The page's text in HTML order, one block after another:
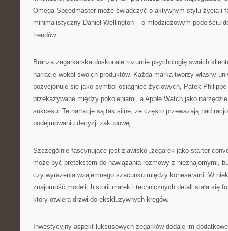
Omega Speedmaster może świadczyć o aktywnym stylu życia i
minimalistyczny Daniel Wellington – o młodzieżowym podejściu
trendów.
Branża zegarkarska doskonale rozumie psychologię swoich
narracje wokół swoich produktów. Każda marka tworzy własny
pozycjonuje się jako symbol osiągnięć życiowych, Patek
przekazywane między pokoleniami, a Apple Watch jako
sukcesu. Te narracje są tak silne, że często przeważają nad
podejmowaniu decyzji zakupowej.
Szczególnie fascynujące jest zjawisko „zegarek jako starter
może być pretekstem do nawiązania rozmowy z nieznajomymi,
czy wyrażenia wzajemnego szacunku między koneserami. W
znajomość modeli, historii marek i technicznych detali stała się
który otwiera drzwi do ekskluzywnych kręgów.
Inwestycyjny aspekt luksusowych zegarków dodaje im